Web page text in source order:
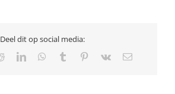
Deel dit op social media:
RedditLinkedInWhatsApp
Tumblr Pinterest
Vk
E-